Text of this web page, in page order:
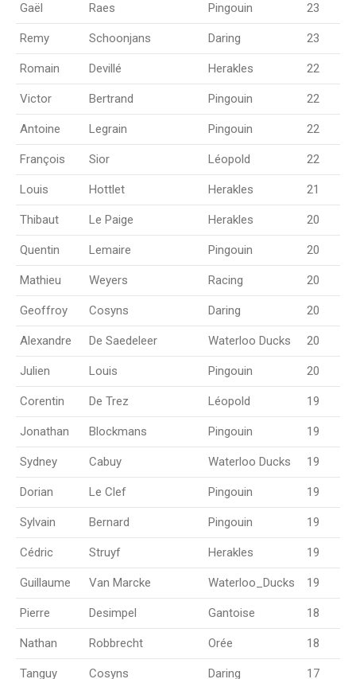
Gaël Raes Pingouin 23
Remy Schoonjans Daring 23
Romain Devillé Herakles 22
Victor Bertrand Pingouin 22
Antoine Legrain Pingouin 22
François Sior Léopold 22
Louis Hottlet Herakles 21
Thibaut Le Paige Herakles 20
Quentin Lemaire Pingouin 20
Mathieu Weyers Racing 20
Geoffroy Cosyns Daring 20
Alexandre De Saedeleer Waterloo Ducks 20
Julien Louis Pingouin 20
Corentin De Trez Léopold 19
Jonathan Blockmans Pingouin 19
Sydney Cabuy Waterloo Ducks 19
Dorian Le Clef Pingouin 19
Sylvain Bernard Pingouin 19
Cédric Struyf Herakles 19
Guillaume Van Marcke Waterloo_Ducks 19
Pierre Desimpel Gantoise 18
Nathan Robbrecht Orée 18
Tanguy Cosyns Daring 17